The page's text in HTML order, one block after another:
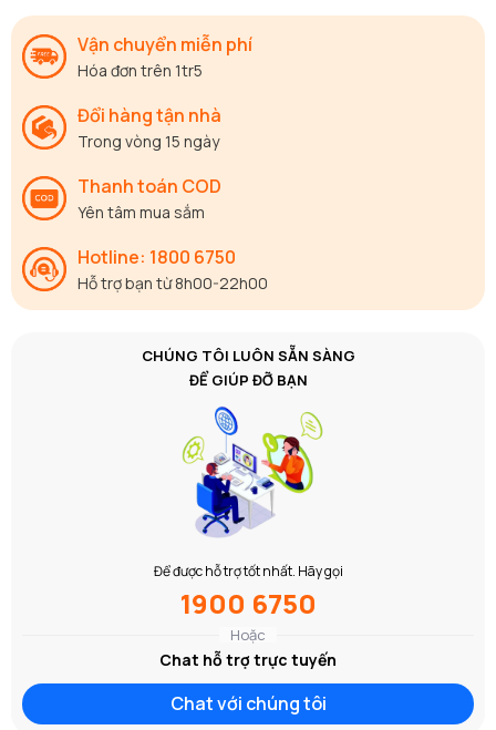
Vận chuyển miễn phí
Hóa đơn trên 1tr5
Đổi hàng tận nhà
Trong vòng 15 ngày
Thanh toán COD
Yên tâm mua sắm
Hotline: 1800 6750
Hỗ trợ bạn từ 8h00-22h00
CHÚNG TÔI LUÔN SẴN SÀNG
ĐỂ GIÚP ĐỠ BẠN
Để được hỗ trợ tốt nhất. Hãy gọi
1900 6750
Hoặc
Chat hỗ trợ trực tuyến
Chat với chúng tôi